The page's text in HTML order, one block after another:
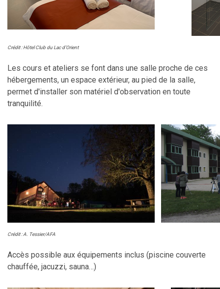
Crédit : Hôtel Club du Lac d’Orient
Les cours et ateliers se font dans une salle proche de ces
hébergements, un espace extérieur, au pied de la salle,
permet d'installer son matériel d'observation en toute
tranquilité.
Crédit : A. Tessier/AFA
Accès possible aux équipements inclus (piscine couverte
chauffée, jacuzzi, sauna…)